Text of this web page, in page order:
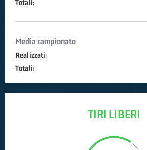
Totali:
Media campionato
Realizzati:
Totali:
TIRI LIBERI